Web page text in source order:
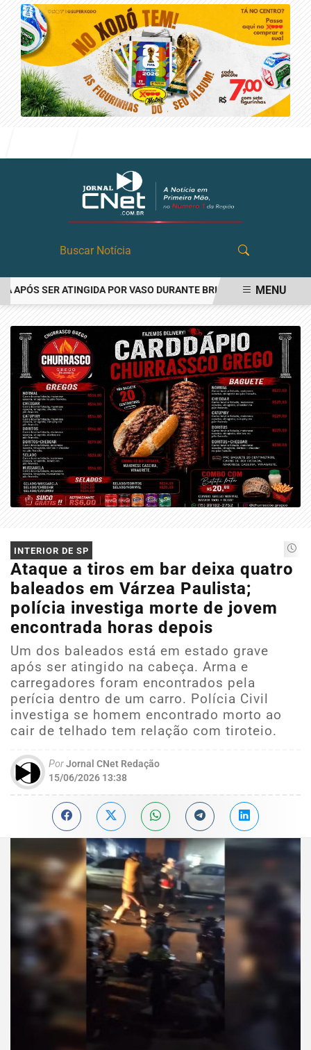
SER ATINGIDA POR VASO DURANTE BRIGA FAMILIAR EMMENU
INTERIOR DE SP
Ataque a tiros em bar deixa quatro
baleados em Várzea Paulista;
polícia investiga morte de jovem
encontrada horas depois
Um dos baleados está em estado grave
após ser atingido na cabeça. Arma e
carregadores foram encontrados pela
perícia dentro de um carro. Polícia Civil
investiga se homem encontrado morto ao
cair de telhado tem relação com tiroteio.
PorJornal CNet Redação
15/06/2026 13:38